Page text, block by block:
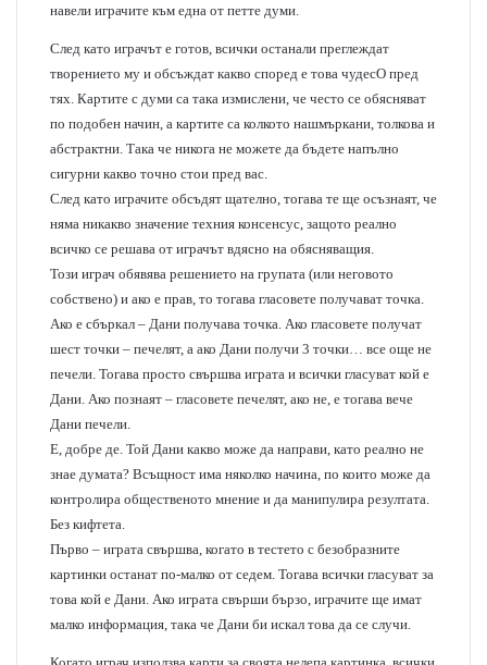
навели играчите към една от петте думи.
След като играчът е готов, всички останали преглеждат
творението му и обсъждат какво според е това чудесО пред
тях. Картите с думи са така измислени, че често се обясняват
по подобен начин, а картите са колкото нашмъркани, толкова и
абстрактни. Така че никога не можете да бъдете напълно
сигурни какво точно стои пред вас.
След като играчите обсъдят щателно, тогава те ще осъзнаят, че
няма никакво значение техния консенсус, защото реално
всичко се решава от играчът вдясно на обясняващия.
Този играч обявява решението на групата (или неговото
собствено) и ако е прав, то тогава гласовете получават точка.
Ако е сбъркал – Дани получава точка. Ако гласовете получат
шест точки – печелят, а ако Дани получи 3 точки… все още не
печели. Тогава просто свършва играта и всички гласуват кой е
Дани. Ако познаят – гласовете печелят, ако не, е тогава вече
Дани печели.
Е, добре де. Той Дани какво може да направи, като реално не
знае думата? Всъщност има няколко начина, по които може да
контролира общественото мнение и да манипулира резултата.
Без кифтета.
Първо – играта свършва, когато в тестето с безобразните
картинки останат по-малко от седем. Тогава всички гласуват за
това кой е Дани. Ако играта свърши бързо, играчите ще имат
малко информация, така че Дани би искал това да се случи.